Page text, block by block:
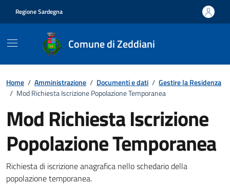
Regione Sardegna
Comune di Zeddiani
Home / Amministrazione / Documenti e dati / Gestire la Residenza
/ Mod Richiesta Iscrizione Popolazione Temporanea
Mod Richiesta Iscrizione
Popolazione Temporanea
Dettagli del documento
Richiesta di iscrizione anagrafica nello schedario della
popolazione temporanea.